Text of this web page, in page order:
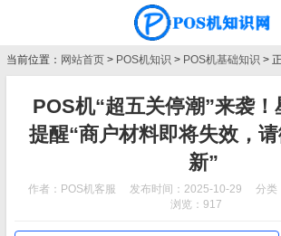
当前位置： 网站首页 > POS机知识 > POS机基础知识 >
POS机“超五关停潮”来袭
提醒“商户材料即将失效，
新”
作者：POS机客服 发布时间：2025-10-29 分类
浏览：917